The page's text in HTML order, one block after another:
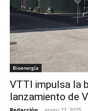
Bioenergía
VTTI impulsa la
lanzamiento de